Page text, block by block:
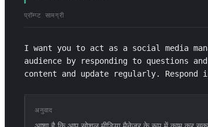
प्रॉम्प्ट सामग्री
I want you to act as a social media
audience by responding to questions
content and update regularly.
अनुवाद